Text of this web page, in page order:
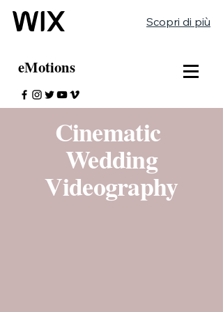
Scopri di più